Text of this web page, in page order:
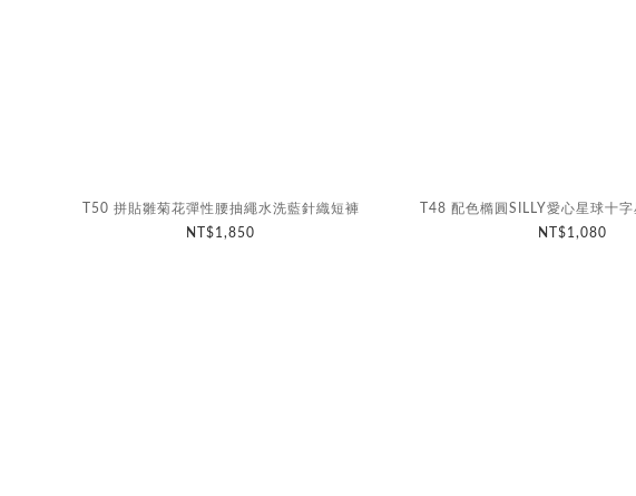
T50 拼貼雛菊花彈性腰抽繩水洗藍針織短褲
NT$1,850
T48 配色橢圓SILLY愛心星球十
NT$1,080